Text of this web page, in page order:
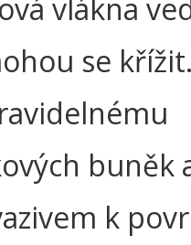
vlákna
se
buněk
k